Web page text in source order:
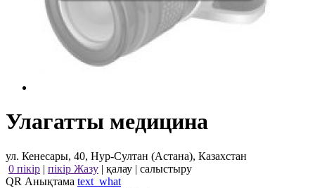
Улагатты медицина
ул. Кенесары, 40, Нур-Султан (Астана), Казахстан
0 пікір | пікір Жазу | қалау | салыстыру
QR Анықтама text_what